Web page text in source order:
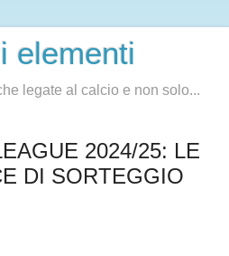
elementi
legate al calcio e non solo...
2024/25: LE
DI SORTEGGIO